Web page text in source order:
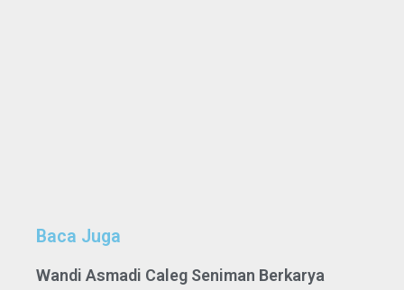
Baca Juga
Wandi Asmadi Caleg Seniman Berkarya